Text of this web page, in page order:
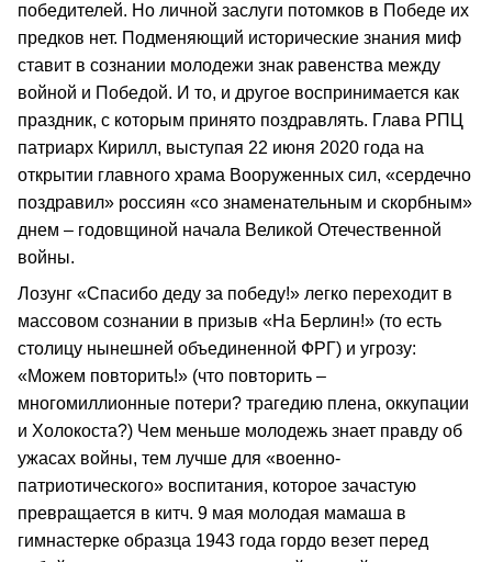
победителей. Но личной заслуги потомков в Победе их
предков нет. Подменяющий исторические знания миф
ставит в сознании молодежи знак равенства между
войной и Победой. И то, и другое воспринимается как
праздник, с которым принято поздравлять. Глава РПЦ
патриарх Кирилл, выступая 22 июня 2020 года на
открытии главного храма Вооруженных сил, «сердечно
поздравил» россиян «со знаменательным и скорбным»
днем – годовщиной начала Великой Отечественной
войны.
Лозунг «Спасибо деду за победу!» легко переходит в
массовом сознании в призыв «На Берлин!» (то есть
столицу нынешней объединенной ФРГ) и угрозу:
«Можем повторить!» (что повторить –
многомиллионные потери? трагедию плена, оккупации
и Холокоста?) Чем меньше молодежь знает правду об
ужасах войны, тем лучше для «военно-
патриотического» воспитания, которое зачастую
превращается в китч. 9 мая молодая мамаша в
гимнастерке образца 1943 года гордо везет перед